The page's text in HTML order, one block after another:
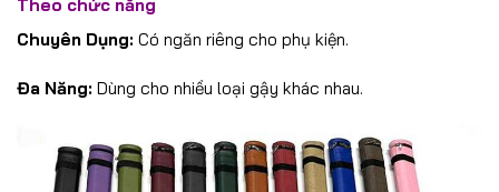
Theo chức năng
Chuyên Dụng: Có ngăn riêng cho phụ kiện.
Đa Năng: Dùng cho nhiều loại gậy khác nhau.